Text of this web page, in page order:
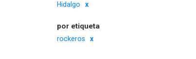
Hidalgo
por etiqueta
rockeros